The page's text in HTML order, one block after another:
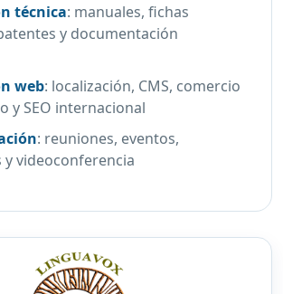
técnica: manuales, fichas
y documentación
web: localización, CMS, comercio
y SEO internacional
: reuniones, eventos,
videoconferencia